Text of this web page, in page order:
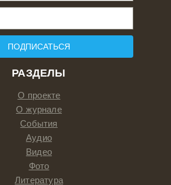
РАЗДЕЛЫ
О проекте
О журнале
События
Аудио
Видео
Фото
Литература
ПОДПИСАТЬСЯ